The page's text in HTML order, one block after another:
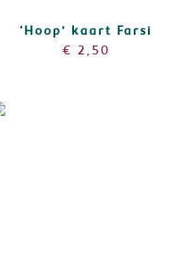
‘Hoop’ kaart Farsi
€ 2,50